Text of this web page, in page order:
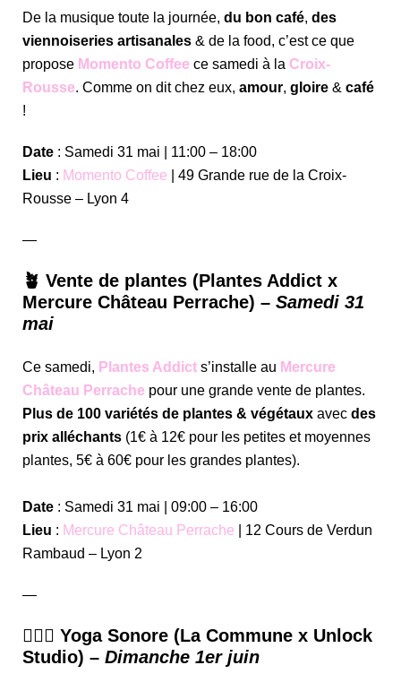
De la musique toute la journée, du bon café, des
viennoiseries artisanales & de la food, c’est ce que
propose Momento Coffee ce samedi à la Croix-
Rousse. Comme on dit chez eux, amour, gloire & café
!
Date : Samedi 31 mai | 11:00 – 18:00
Lieu : Momento Coffee | 49 Grande rue de la Croix-
Rousse – Lyon 4
—
🪴 Vente de plantes (Plantes Addict x
Mercure Château Perrache) – Samedi 31
mai
Ce samedi, Plantes Addict s’installe au Mercure
Château Perrache pour une grande vente de plantes.
Plus de 100 variétés de plantes & végétaux avec des
prix alléchants (1€ à 12€ pour les petites et moyennes
plantes, 5€ à 60€ pour les grandes plantes).
Date : Samedi 31 mai | 09:00 – 16:00
Lieu : Mercure Château Perrache | 12 Cours de Verdun
Rambaud – Lyon 2
—
🧘🏻‍♀️ Yoga Sonore (La Commune x Unlock
Studio) – Dimanche 1er juin